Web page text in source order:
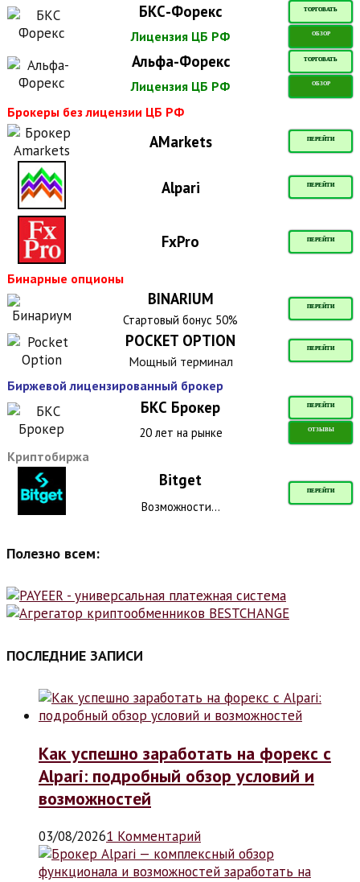
БКС-Форекс ТОРГОВАТЬ
Лицензия ЦБ РФ ОБЗОР
Альфа-Форекс ТОРГОВАТЬ
Лицензия ЦБ РФ ОБЗОР
Брокеры без лицензии ЦБ РФ
AMarkets ПЕРЕЙТИ
Alpari ПЕРЕЙТИ
FxPro ПЕРЕЙТИ
Бинарные опционы
BINARIUM ПЕРЕЙТИ
Стартовый бонус 50%
POCKET OPTION ПЕРЕЙТИ
Мощный терминал
Биржевой лицензированный брокер
БКС Брокер ПЕРЕЙТИ
20 лет на рынке ОТЗЫВЫ
Криптобиржа
Bitget
ПЕРЕЙТИ
Возможности...
Полезно всем:
ПОСЛЕДНИЕ ЗАПИСИ
Как успешно заработать на форекс с
Alpari: подробный обзор условий и
возможностей
03/08/20261 Комментарий